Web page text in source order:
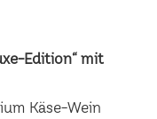
Edition“ mit
Käse-Wein